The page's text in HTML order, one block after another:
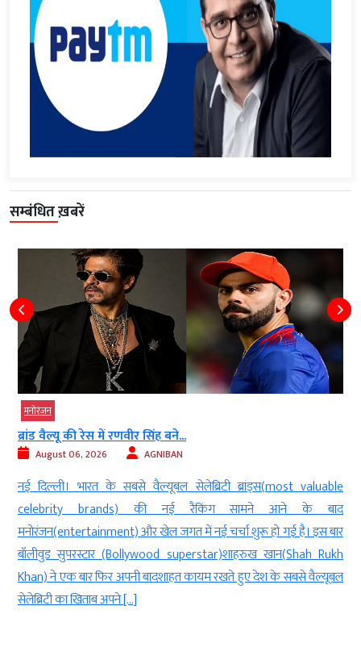
सम्बंधित ख़बरें
मनोरंजन
ब्रांड वैल्यू की रेस में रणवीर सिंह बने...
August 06, 2026 AGNIBAN
नई दिल्ली। भारत के सबसे वैल्यूबल सेलेब्रिटी ब्रांड्स(most valuable
celebrity brands) की नई रैंकिंग सामने आने के बाद
मनोरंजन(entertainment) और खेल जगत में नई चर्चा शुरू हो गई है। इस बार
बॉलीवुड सुपरस्टार (Bollywood superstar)शाहरुख खान(Shah Rukh
Khan) ने एक बार फिर अपनी बादशाहत कायम रखते हुए देश के सबसे वैल्यूबल
सेलेब्रिटी का खिताब अपने […]